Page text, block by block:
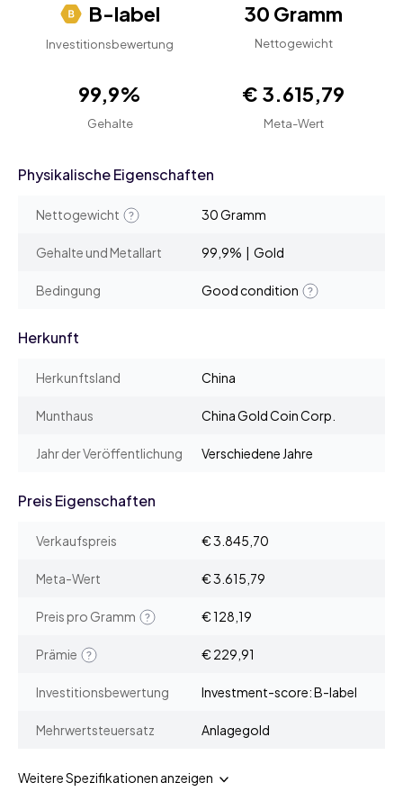
B-label
Investitionsbewertung
30 Gramm
Nettogewicht
99,9%
Gehalte
€ 3.615,79
Meta-Wert
Physikalische Eigenschaften
Nettogewicht 30 Gramm
Gehalte und Metallart 99,9% | Gold
Bedingung Good condition
Herkunft
Herkunftsland China
Munthaus China Gold Coin Corp.
Jahr der Veröffentlichung Verschiedene Jahre
Preis Eigenschaften
Verkaufspreis € 3.845,70
Meta-Wert € 3.615,79
Preis pro Gramm € 128,19
Prämie € 229,91
Investitionsbewertung Investment-score: B-label
Mehrwertsteuersatz Anlagegold
Weitere Spezifikationen anzeigen